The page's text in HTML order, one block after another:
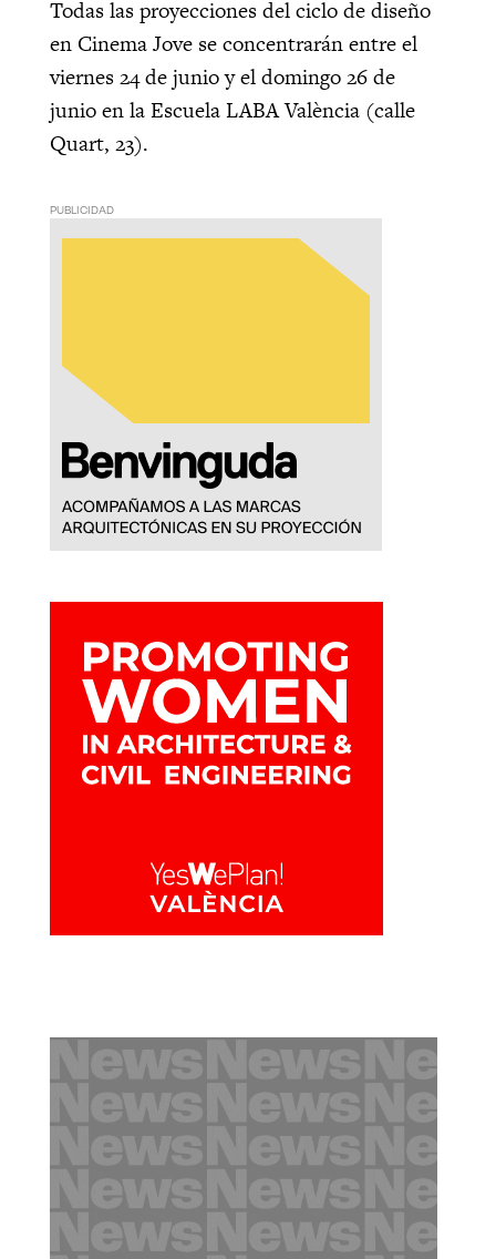
Todas las proyecciones del ciclo de diseño
en Cinema Jove se concentrarán entre el
viernes 24 de junio y el domingo 26 de
junio en la Escuela LABA València (calle
Quart, 23).
PUBLICIDAD